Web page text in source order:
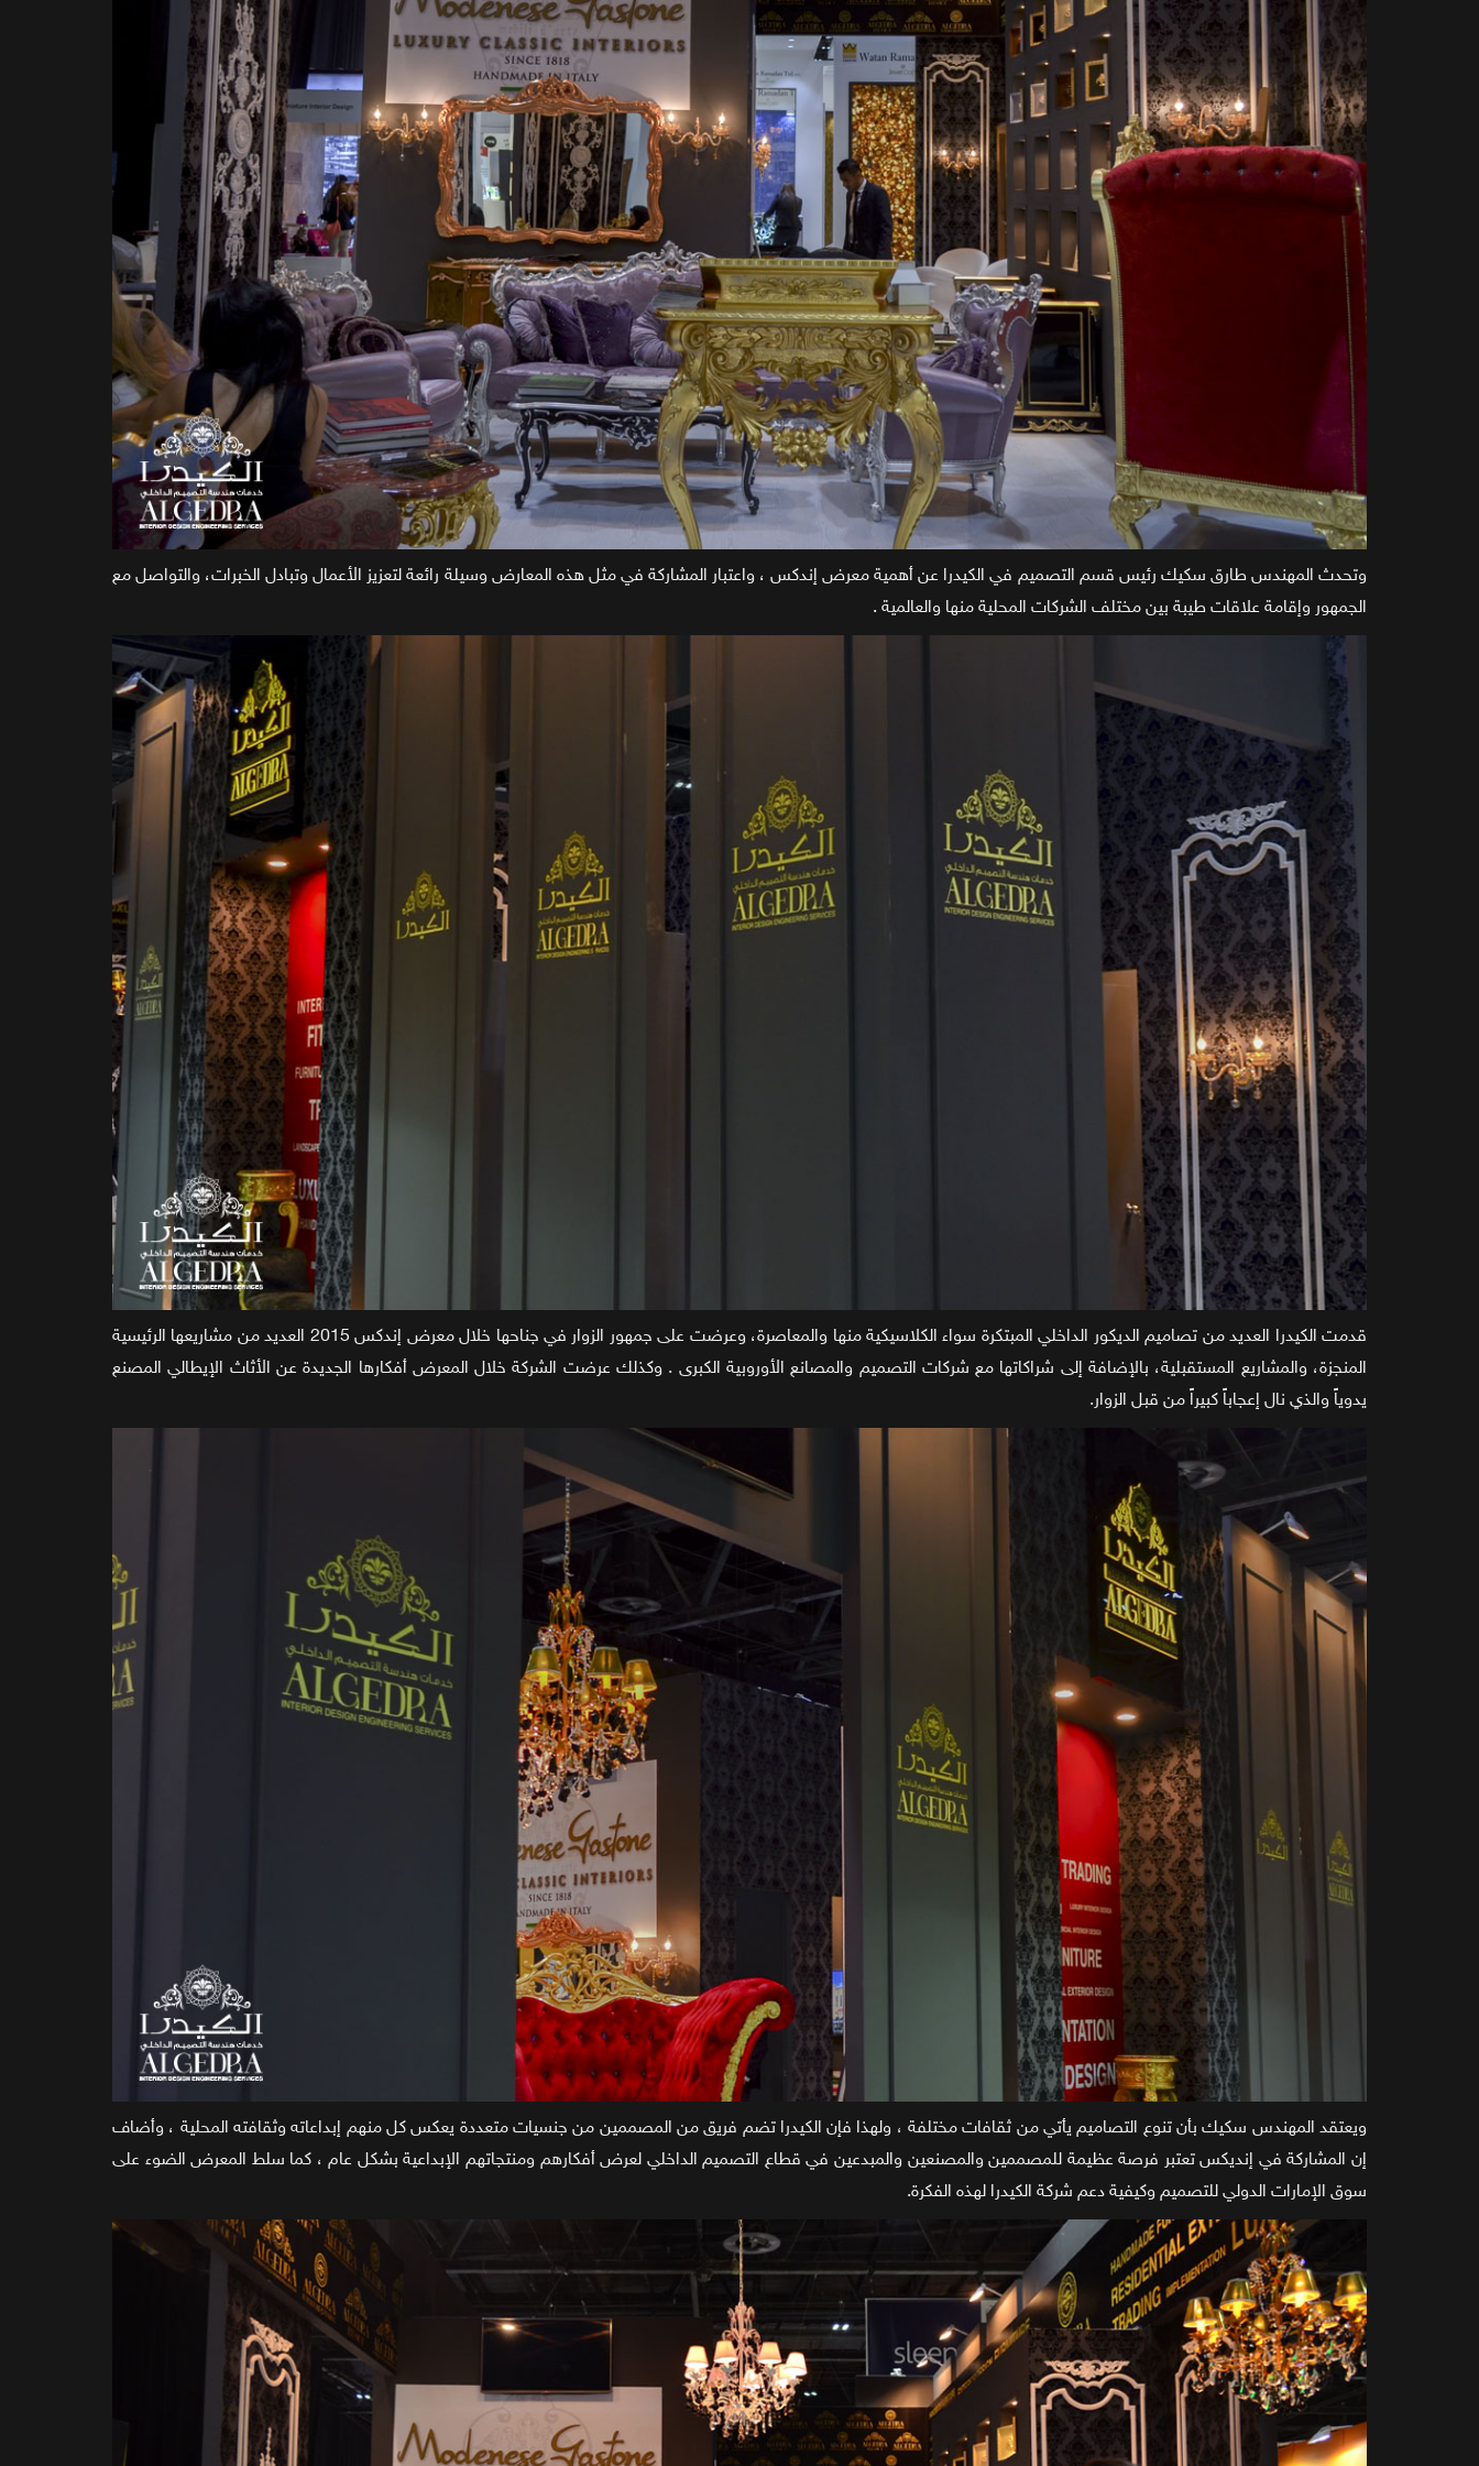
وتحدث المهندس طارق سكيك رئيس قسم التصميم في الكيدرا عن أهمية معرض إندكس ، واعتبار المشاركة في مثل هذه المعارض وسيلة رائعة لتعزيز الأعمال وتبادل الخبرات، والتواصل مع
الجمهور وإقامة علاقات طيبة بين مختلف الشركات المحلية منها والعالمية .
قدمت الكيدرا العديد من تصاميم الديكور الداخلي المبتكرة سواء الكلاسيكية منها والمعاصرة، وعرضت على جمهور الزوار في جناحها خلال معرض إندكس 2015 العديد من مشاريعها الرئيسية
المنجزة، والمشاريع المستقبلية، بالإضافة إلى شراكاتها مع شركات التصميم والمصانع الأوروبية الكبرى . وكذلك عرضت الشركة خلال المعرض أفكارها الجديدة عن الأثاث الإيطالي المصنع
يدوياً والذي نال إعجاباً كبيراً من قبل الزوار.
ويعتقد المهندس سكيك بأن تنوع التصاميم يأتي من ثقافات مختلفة ، ولهذا فإن الكيدرا تضم فريق من المصممين من جنسيات متعددة يعكس كل منهم إبداعاته وثقافته المحلية ، وأضاف
إن المشاركة في إنديكس تعتبر فرصة عظيمة للمصممين والمصنعين والمبدعين في قطاع التصميم الداخلي لعرض أفكارهم ومنتجاتهم الإبداعية بشكل عام ، كما سلط المعرض الضوء على
سوق الإمارات الدولي للتصميم وكيفية دعم شركة الكيدرا لهذه الفكرة.